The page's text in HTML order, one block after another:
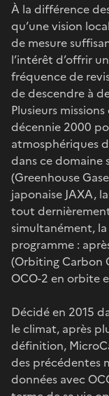
À la différence
qu’une vision
de mesure
l’intérêt d’offrir
fréquence de
de descendre à
Plusieurs
décennie 2000
atmosphériques
dans ce domaine
(Greenhouse
japonaise JAXA,
tout
simultanément,
programme :
(Orbiting Carbon
OCO-2 en orbite
Décidé en 2015
le climat, après
définition,
des précédentes
données avec